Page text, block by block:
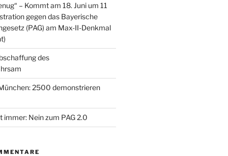
– Kommt am 18. Juni um 11
gegen das Bayerische
(PAG) am Max-II-Denkmal
des
2500 demonstrieren
immer: Nein zum PAG 2.0